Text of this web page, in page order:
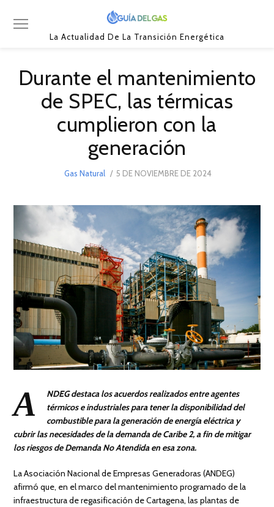
La Actualidad De La Transición Energética
Durante el mantenimiento
de SPEC, las térmicas
cumplieron con la
generación
Gas Natural
POSTED
5 DE NOVIEMBRE DE 20245
2024
A
NDEG destaca los acuerdos realizados entre agentes
térmicos e industriales para tener la disponibilidad del
combustible para la generación de energía eléctrica y
cubrir las necesidades de la demanda de Caribe 2, a fin de mitigar
los riesgos de Demanda No Atendida en esa zona.
La Asociación Nacional de Empresas Generadoras (ANDEG)
afirmó que, en el marco del mantenimiento programado de la
infraestructura de regasificación de Cartagena, las plantas de